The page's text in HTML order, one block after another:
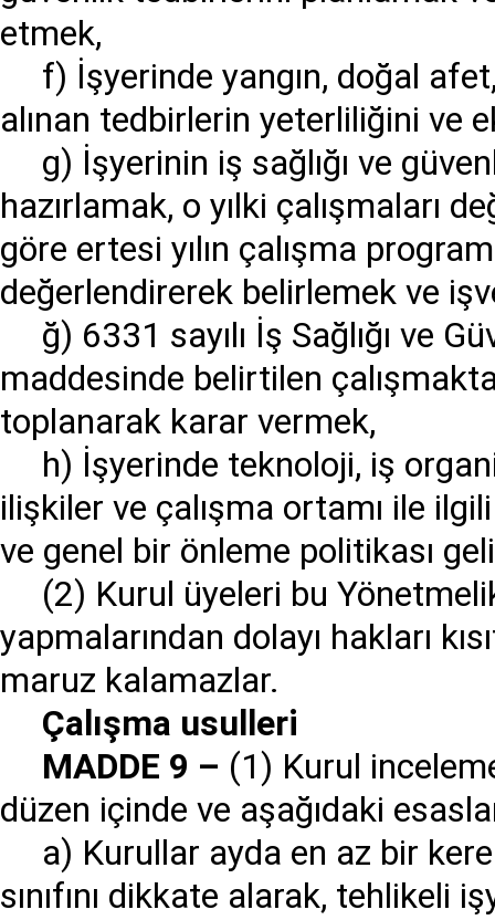
etmek,
f) İşyerinde yangın, doğal
alınan tedbirlerin yeterliliğini ve
g) İşyerinin iş sağlığı ve
hazırlamak, o yılki çalışmaları
göre ertesi yılın çalışma
değerlendirerek belirlemek ve
ğ) 6331 sayılı İş Sağlığı ve
maddesinde belirtilen
toplanarak karar vermek,
h) İşyerinde teknoloji, iş
ilişkiler ve çalışma ortamı ile
ve genel bir önleme politikası
(2) Kurul üyeleri bu
yapmalarından dolayı hakları
maruz kalamazlar.
Çal ışma usulleri
MADDE 9 – (1) Kurul
düzen içinde ve aşağıdaki
a) Kurullar ayda en az bir
sınıfını dikkate alarak, tehlikeli